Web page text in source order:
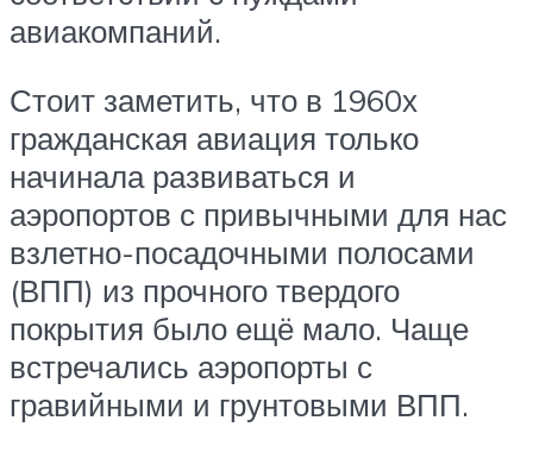
авиакомпаний.
Стоит заметить, что в 1960х
гражданская авиация только
начинала развиваться и
аэропортов с привычными для нас
взлетно-посадочными полосами
(ВПП) из прочного твердого
покрытия было ещё мало. Чаще
встречались аэропорты с
гравийными и грунтовыми ВПП.